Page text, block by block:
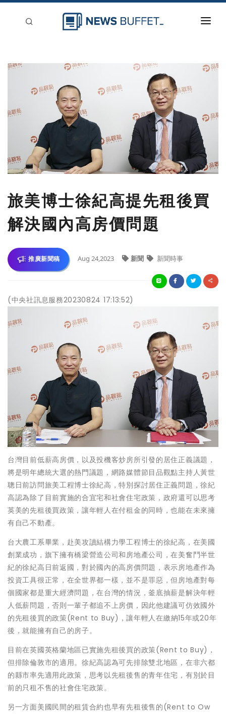
新聞稿分類
登入
旅美博士徐紀高提先租後買
解決國內高房價問題
推廣新聞稿 Aug 24,2023 新聞 新聞時事
(中央社訊息服務20230824 17:13:52)
台灣目前低薪高房價，以及投機客炒房所引發的居住正義議題，
將是明年總統大選的熱門議題，網路媒體節目品觀點主持人黃世
聰日前訪問旅美工程博士徐紀高，特別探討居住正義問題，徐紀
高認為除了目前實施的合宜宅和社會住宅政策，政府還可以思考
英美的先租後買政策，讓年輕人在付租金的同時，也能在未來擁
有自己不動產。
台大農工系畢業，赴美攻讀結構力學工程博士的徐紀高，在美國
創業成功，旗下擁有橋梁營造公司和房地產公司，在美奮鬥半世
紀的徐紀高日前返國，對於國內的高房價問題，表示房地產作為
投資工具很正常，在全世界都一樣，並不是罪惡，但房地產對每
個國家都是重大經濟問題，在台灣的情況，釜底抽薪是解決年輕
人低薪問題，否則一輩子都追不上房價，因此他建議可仿效國外
的先租後買的政策(Rent to Buy)，讓年輕人在繳納15年或20年
後，就能擁有自己的房子。
目前在英國英格蘭地區已實施先租後買的政策(Rent to Buy)，
但排除倫敦市的適用。徐紀高認為可先排除雙北地區，在非六都
的縣市率先適用此政策，思考以先租後售的青年住宅，有別於目
前的只租不售的社會住宅政策。
另一方面美國民間的租賃合約也早有先租後售的(Rent to Ow